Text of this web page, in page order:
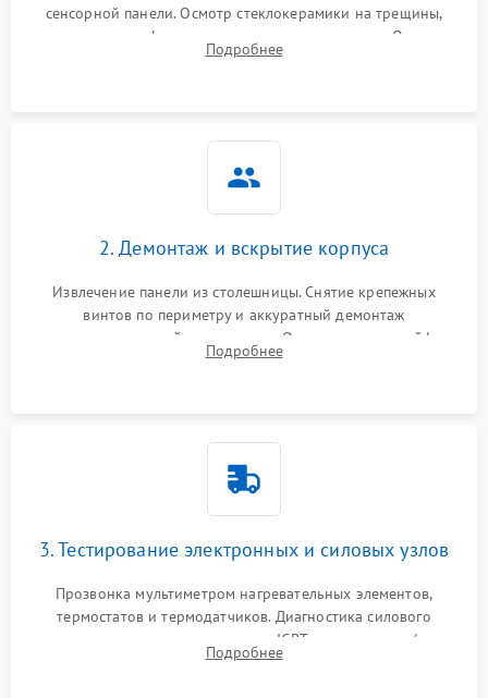
сенсорной панели. Осмотр стеклокерамики на трещины,
проверка конфорок на равномерность нагрева. Опрос
клиента о симптомах (не включается, не видит посуду,
Подробнее
2. Демонтаж и вскрытие корпуса
Извлечение панели из столешницы. Снятие крепежных
винтов по периметру и аккуратный демонтаж
стеклокерамической поверхности. Отсоединение шлейфов
сенсорного блока для доступа к силовым платам, катушкам
Подробнее
3. Тестирование электронных и силовых узлов
Прозвонка мультиметром нагревательных элементов,
термостатов и термодатчиков. Диагностика силового
модуля, реле, диодных мостов и IGBT-транзисторов (для
индукции). Проверка кранов и газ-контроля (для газовых
Подробнее